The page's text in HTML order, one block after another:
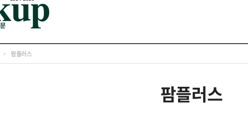
> 팜플러스
팜플러스